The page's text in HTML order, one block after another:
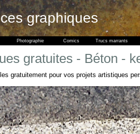
graphiques
Photographie Comics Trucs marrants
gratuites - Béton -
gratuitement pour vos projets artistiques